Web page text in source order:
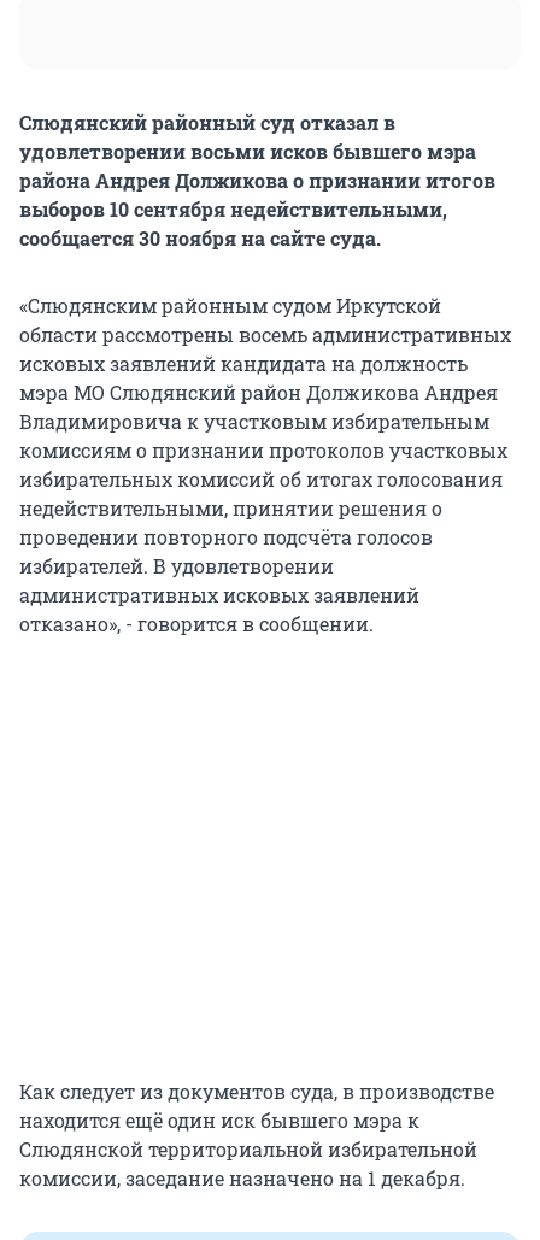
Слюдянский районный суд отказал в
удовлетворении восьми исков бывшего мэра
района Андрея Должикова о признании итогов
выборов 10 сентября недействительными,
сообщается 30 ноября на сайте суда.
«Слюдянским районным судом Иркутской
области рассмотрены восемь административных
исковых заявлений кандидата на должность
мэра МО Слюдянский район Должикова Андрея
Владимировича к участковым избирательным
комиссиям о признании протоколов участковых
избирательных комиссий об итогах голосования
недействительными, принятии решения о
проведении повторного подсчёта голосов
избирателей. В удовлетворении
административных исковых заявлений
отказано», - говорится в сообщении.
Как следует из документов суда, в производстве
находится ещё один иск бывшего мэра к
Слюдянской территориальной избирательной
комиссии, заседание назначено на 1 декабря.